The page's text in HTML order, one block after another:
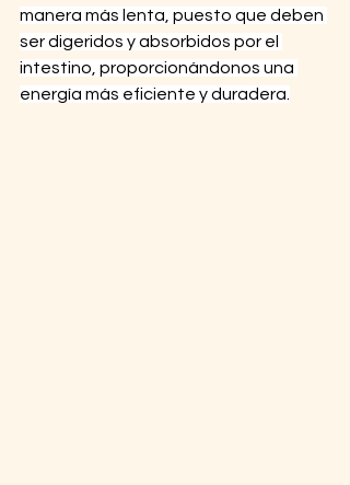
manera más lenta, puesto que deben
ser digeridos y absorbidos por el
intestino, proporcionándonos una
energía más eficiente y duradera.